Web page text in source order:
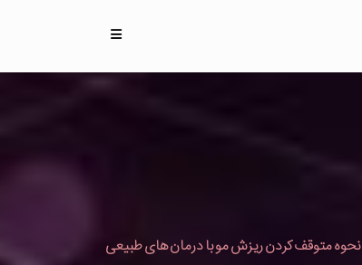
نحوه متوقف کردن ریزش مو با درمان های طبیعی